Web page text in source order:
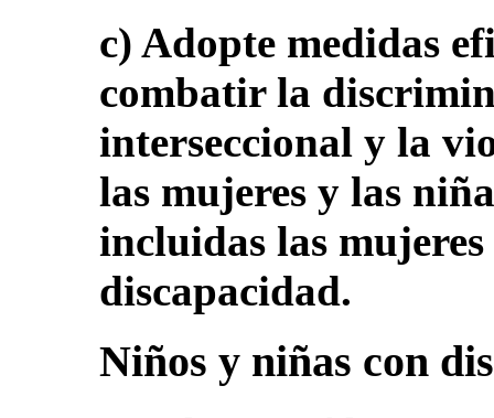
c) Adopte medidas
combatir la
interseccional y la
las mujeres y las
incluidas las
discapacidad.
Niños y niñas con